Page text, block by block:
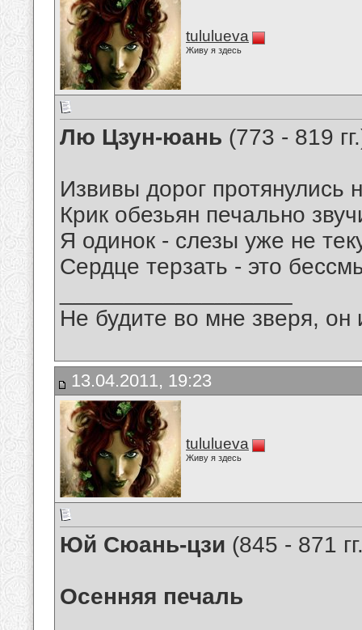
tululueva
Живу я здесь
Лю Цзун-юань (773 - 819
Извивы дорог протянулись
Крик обезьян печально
Я одинок - слезы уже не
Сердце терзать - это
Не будите во мне зверя, он
13.04.2011, 19:23
tululueva
Живу я здесь
Юй Сюань-цзи (845 - 871
Осенняя печаль